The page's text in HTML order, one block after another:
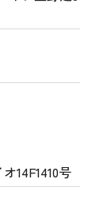
14F1410号